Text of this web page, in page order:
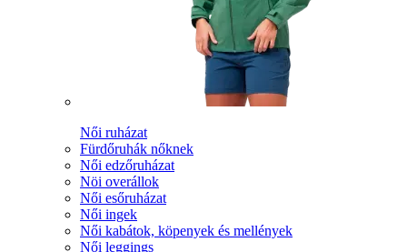
Női ruházat
Fürdőruhák nőknek
Női edzőruházat
Nöi overállok
Női esőruházat
Női ingek
Női kabátok, köpenyek és mellények
Női leggings